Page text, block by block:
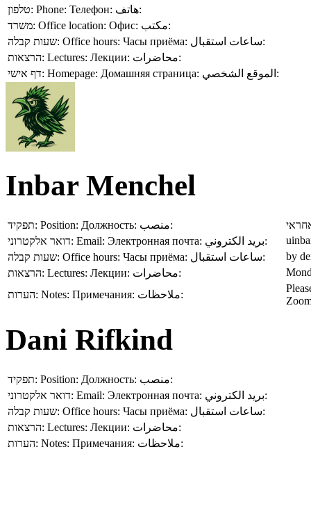
טלפון: Phone: Телефон:
هاتف:
משרד: Office location: Офис:
مكتب:
שעות קבלה: Office hours: Часы приёма:
ساعات استقبال:
הרצאות: Lectures: Лекции:
محاضرات:
דף אישי: Homepage: Домашняя страница: الموقع الشخصي:
Inbar Menchel
תפקיד: Position: Должность: منصب:
דואר אלקטרוני: Email: Электронная почта: بريد الكتروني:
שעות קבלה: Office hours: Часы приёма: ساعات استقبال:
by
הרצאות: Lectures: Лекции: محاضرات:
הערות: Notes: Примечания: ملاحظات:
Dani Rifkind
תפקיד: Position: Должность:
منصب:
דואר אלקטרוני: Email: Электронная почта:
بريد الكتروني:
שעות קבלה: Office hours: Часы приёма:
ساعات استقبال:
הרצאות: Lectures: Лекции:
محاضرات:
הערות: Notes: Примечания: ملاحظات: